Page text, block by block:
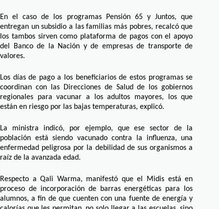
En el caso de los programas Pensión 65 y Juntos, que
entregan un subsidio a las familias más pobres, recalcó que
los tambos sirven como plataforma de pagos con el apoyo
del Banco de la Nación y de empresas de transporte de
valores.
Los días de pago a los beneficiarios de estos programas se
coordinan con las Direcciones de Salud de los gobiernos
regionales para vacunar a los adultos mayores, los que
están en riesgo por las bajas temperaturas, explicó.
La ministra indicó, por ejemplo, que ese sector de la
población está siendo vacunado contra la influenza, una
enfermedad peligrosa por la debilidad de sus organismos a
raíz de la avanzada edad.
Respecto a Qali Warma, manifestó que el Midis está en
proceso de incorporación de barras energéticas para los
alumnos, a fin de que cuenten con una fuente de energía y